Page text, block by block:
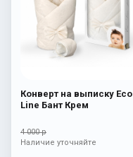
Конверт на выписку Eco
Line Бант Крем
4 000 р
Наличие уточняйте